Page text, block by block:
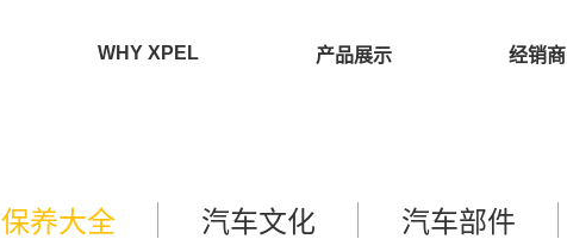
WHY XPEL 产品展示 经销商
保养大全 汽车文化 汽车部件